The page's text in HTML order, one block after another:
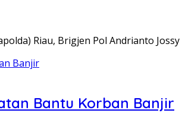
Riau, Brigjen Pol Andrianto
Bantu Korban Banjir